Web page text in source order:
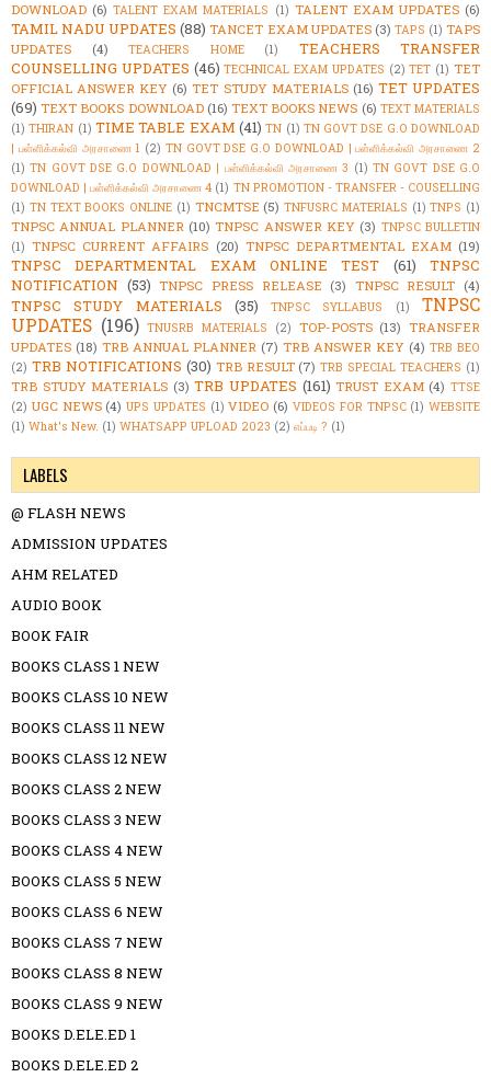
DOWNLOAD (6) TALENT EXAM MATERIALS (1) TALENT EXAM UPDATES (6)
TAMIL NADU UPDATES (88) TANCET EXAM UPDATES (3) TAPS (1) TAPS
UPDATES
(4) TEACHERS HOME (1)
TEACHERS TRANSFER
COUNSELLING UPDATES (46) TECHNICAL EXAM UPDATES (2) TET (1) TET
OFFICIAL ANSWER KEY (6) TET STUDY MATERIALS (16) TET UPDATES
(69) TEXT BOOKS DOWNLOAD (16) TEXT BOOKS NEWS (6) TEXT MATERIALS
(1) THIRAN (1) TIME TABLE EXAM (41) TN (1) TN GOVT DSE G.O DOWNLOAD
| பள்ளிக்கல்வி அரசாணை 1 (2) TN GOVT DSE G.O DOWNLOAD | பள்ளிக்கல்வி அரசாணை 2
(1) TN GOVT DSE G.O DOWNLOAD | பள்ளிக்கல்வி அரசாணை 3 (1) TN GOVT DSE G.O
DOWNLOAD | பள்ளிக்கல்வி அரசாணை 4 (1) TN PROMOTION - TRANSFER - COUSELLING
(1) TN TEXT BOOKS ONLINE (1) TNCMTSE (5) TNFUSRC MATERIALS (1) TNPS (1)
TNPSC ANNUAL PLANNER (10) TNPSC ANSWER KEY (3) TNPSC BULLETIN
(1) TNPSC CURRENT AFFAIRS (20) TNPSC DEPARTMENTAL EXAM (19)
TNPSC DEPARTMENTAL EXAM ONLINE TEST (61)
TNPSC
NOTIFICATION (53) TNPSC PRESS RELEASE (3) TNPSC RESULT (4)
TNPSC STUDY MATERIALS (35) TNPSC SYLLABUS (1)
TNPSC
UPDATES (196) TNUSRB MATERIALS (2) TOP-POSTS (13) TRANSFER
UPDATES (18) TRB ANNUAL PLANNER (7) TRB ANSWER KEY (4) TRB BEO
(2) TRB NOTIFICATIONS (30) TRB RESULT (7) TRB SPECIAL TEACHERS (1)
TRB STUDY MATERIALS (3) TRB UPDATES (161) TRUST EXAM (4) TTSE
(2) UGC NEWS (4) UPS UPDATES (1) VIDEO (6) VIDEOS FOR TNPSC (1) WEBSITE
(1) What's New. (1) WHATSAPP UPLOAD 2023 (2) எப்படி ? (1)
LABELS
@ FLASH NEWS
ADMISSION UPDATES
AHM RELATED
AUDIO BOOK
BOOK FAIR
BOOKS CLASS 1 NEW
BOOKS CLASS 10 NEW
BOOKS CLASS 11 NEW
BOOKS CLASS 12 NEW
BOOKS CLASS 2 NEW
BOOKS CLASS 3 NEW
BOOKS CLASS 4 NEW
BOOKS CLASS 5 NEW
BOOKS CLASS 6 NEW
BOOKS CLASS 7 NEW
BOOKS CLASS 8 NEW
BOOKS CLASS 9 NEW
BOOKS D.ELE.ED 1
BOOKS D.ELE.ED 2